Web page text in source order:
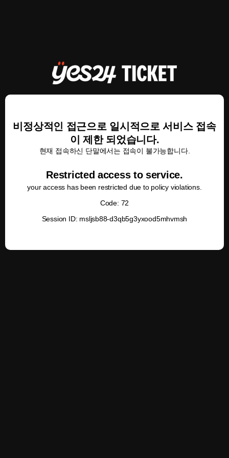
비정상적인 접근으로 일시적으로 서비스 접속
이 제한 되었습니다.
현재 접속하신 단말에서는 접속이 불가능합니다.
Restricted access to service.
your access has been restricted due to policy violations.
Code: 72
Session ID: msljsb88-d3qb5g3yxood5mhvmsh